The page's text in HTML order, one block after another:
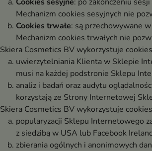
Mechanizm cookies sesyjnych nie
Cookies trwałe: są przechowywane
Mechanizm cookies trwałych nie
Skiera Cosmetics BV wykorzystuje
uwierzytelniania Klienta w Sklepie
musi na każdej podstronie Sklepu
analiz i badań oraz audytu
korzystają ze Strony Internetowej
Skiera Cosmetics BV wykorzystuje
popularyzacji Sklepu Internetowego
z siedzibą w USA lub Facebook
zbierania ogólnych i anonimowych